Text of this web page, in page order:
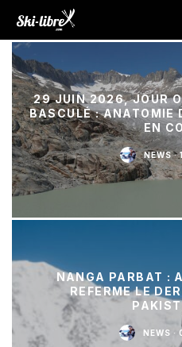
29 JUIN 2026, JOUR
BASCULÉ : ANATOMIE
EN
NEWS ·
NANGA PARBAT :
REFERME LE
NEWS ·